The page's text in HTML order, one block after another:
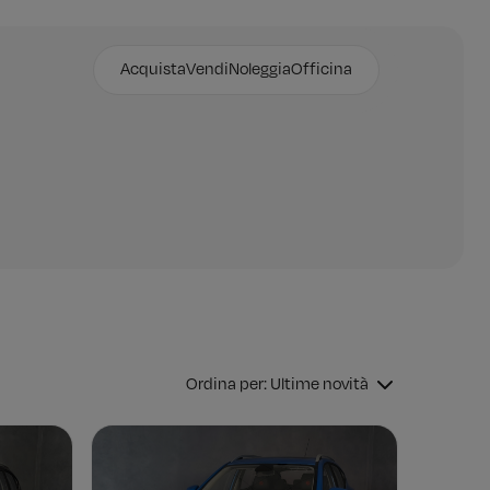
AcquistaVendiNoleggiaOfficina
Ordina per: Ultime novità